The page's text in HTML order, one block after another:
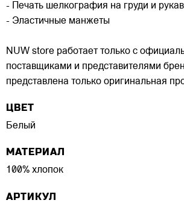
- Печать шелкография на груди и
- Эластичные манжеты
NUW store работает только с
поставщиками и представителями
представлена только оригинальная
ЦВЕТ
Белый
МАТЕРИАЛ
100% хлопок
АРТИКУЛ